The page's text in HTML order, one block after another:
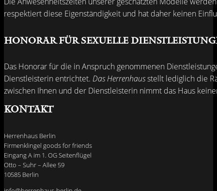
respektiert diese Eigenständigkeit und hat daher keinen
Honorar für sexuelle
Das Honorar für die in Anspruch genommenen
Dienstleisterin entrichtet. Das Herrenhausstellt lediglich die
zwischen Ihnen und der Dienstleisterin nimmt das Haus
Kontakt
Herrenhaus Berlin
Firmenklingel goods for friends
Eingang A im 1. OG Seitenflügel
Otto – Suhr – Allee 59
10585 Berlin